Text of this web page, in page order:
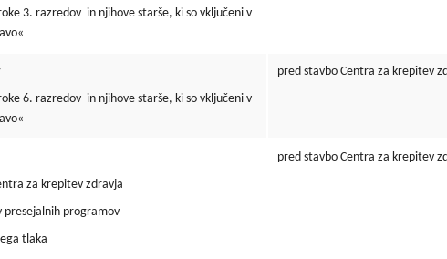
razredov in njihove starše, ki so vključeni v
razredov in njihove starše, ki so vključeni v
pred stavbo Centra za krepitev
za krepitev zdravja
programov
tlaka
pred stavbo Centra za krepitev